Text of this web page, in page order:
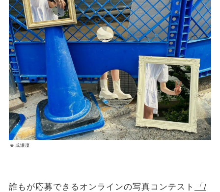
©️ 成瀬凜
誰もが応募できるオンラインの写真コンテスト
「I